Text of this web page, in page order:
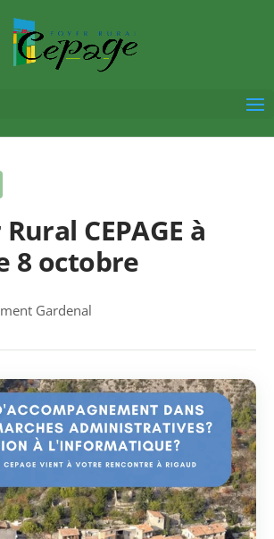
CEPAGE à
8 octobre
Gardenal